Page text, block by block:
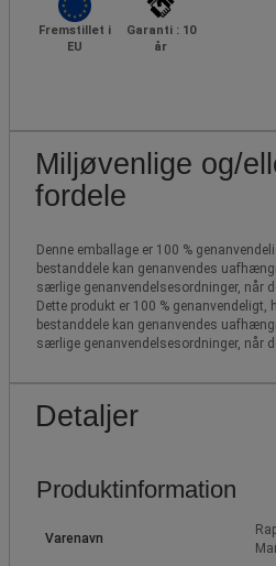
Fremstillet i
EU
Garanti : 10
år
Miljøvenlige og/
fordele
Denne emballage er 100 %
bestanddele kan genanvendes
særlige genanvendelsesordninger, når
Dette produkt er 100 % genanvendeligt,
bestanddele kan genanvendes
særlige genanvendelsesordninger, når
Detaljer
Produktinformation
Varenavn